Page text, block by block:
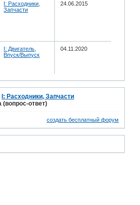
I: Расходники,
Запчасти
24.06.2015
I: Двигатель,
Впуск/Выпуск
04.11.2020
I: Расходники, Запчасти
ответ)
создать бесплатный форум